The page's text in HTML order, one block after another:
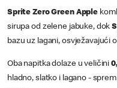
Sprite Zero Green Apple
sirupa od zelene jabuke, dok
bazu uz lagani, osvježavajući
Oba napitka dolaze u veličini
hladno, slatko i lagano -